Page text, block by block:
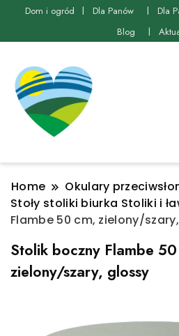
Dom i ogród Dla Panów Dla
Blog
Home Okulary
Stoły stoliki biurka Stoliki i
Flambe 50 cm, zielony/
Stolik boczny Flambe
zielony/szary, glossy